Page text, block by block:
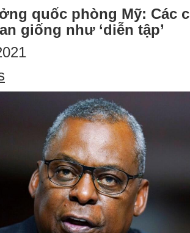
quốc phòng Mỹ: Các
giống như ‘diễn tập’